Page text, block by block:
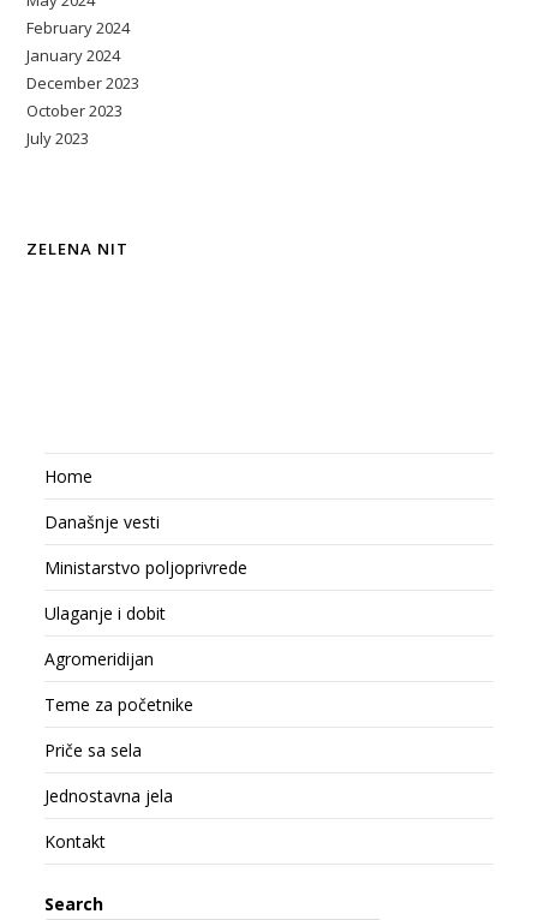
February 2024
January 2024
December 2023
October 2023
July 2023
ZELENA NIT
Home
Današnje vesti
Ministarstvo poljoprivrede
Ulaganje i dobit
Agromeridijan
Teme za početnike
Priče sa sela
Jednostavna jela
Kontakt
Search